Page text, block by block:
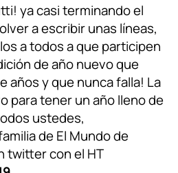
ya casi terminando el
a escribir unas líneas,
a todos a que participen
de año nuevo que
años y que nunca falla! La
para tener un año lleno de
ustedes,
de El Mundo de
twitter con el HT